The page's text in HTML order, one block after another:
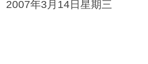
年3月14日星期三